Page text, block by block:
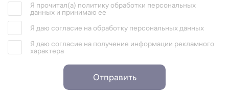
Я прочитал(а) политику обработки персональных
данных и принимаю ее
Я даю согласие на обработку персональных данных
Я даю согласие на получение информации рекламного
характера
Отправить